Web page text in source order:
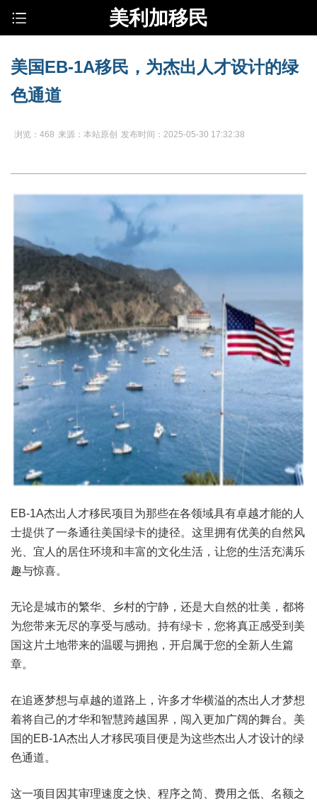
美利加移民
美国EB-1A移民，为杰出人才设计的绿
色通道
浏览：468 来源：本站原创 发布时间：2025-05-30 17:32:38
EB-1A杰出人才移民项目为那些在各领域具有卓越才能的人
士提供了一条通往美国绿卡的捷径。这里拥有优美的自然风
光、宜人的居住环境和丰富的文化生活，让您的生活充满乐
趣与惊喜。
无论是城市的繁华、乡村的宁静，还是大自然的壮美，都将
为您带来无尽的享受与感动。持有绿卡，您将真正感受到美
国这片土地带来的温暖与拥抱，开启属于您的全新人生篇
章。
在追逐梦想与卓越的道路上，许多才华横溢的杰出人才梦想
着将自己的才华和智慧跨越国界，闯入更加广阔的舞台。美
国的EB-1A杰出人才移民项目便是为这些杰出人才设计的绿
色通道。
这一项目因其审理速度之快、程序之简、费用之低、名额之